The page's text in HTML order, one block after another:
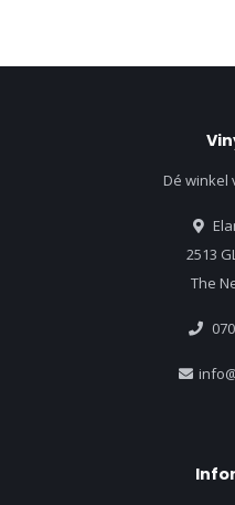
Dé winkel
2513
The